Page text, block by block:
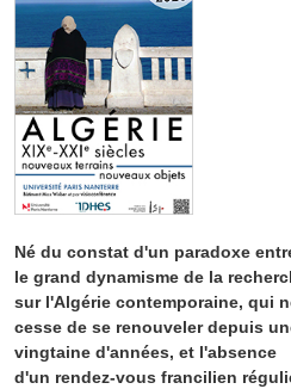
Né du constat d'un paradoxe
le grand dynamisme de la
sur l'Algérie contemporaine, qui
cesse de se renouveler depuis
vingtaine d'années, et l'absence
d'un rendez-vous francilien